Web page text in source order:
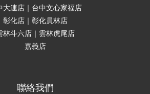
大連店｜台中文心家福店
彰化店｜彰化員林店
林斗六店｜雲林虎尾店
嘉義店
聯絡我們